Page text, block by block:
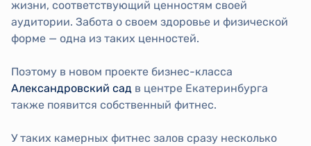
жизни, соответствующий ценностям своей
аудитории. Забота о своем здоровье и физической
форме — одна из таких ценностей.
Поэтому в новом проекте бизнес-класса
Александровский сад в центре Екатеринбурга
также появится собственный фитнес.
У таких камерных фитнес залов сразу несколько